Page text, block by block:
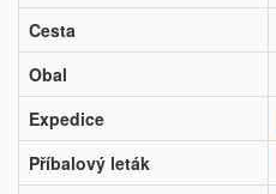
Cesta
Obal
Expedice
Příbalový leták